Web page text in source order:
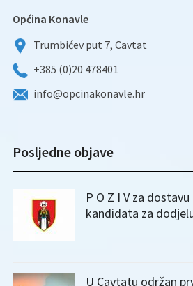
Općina Konavle
Trumbićev put 7, Cavtat
+385 (0)20 478401
info@opcinakonavle.hr
Posljedne objave
P O Z I V za
kandidata za
U Cavtatu održan